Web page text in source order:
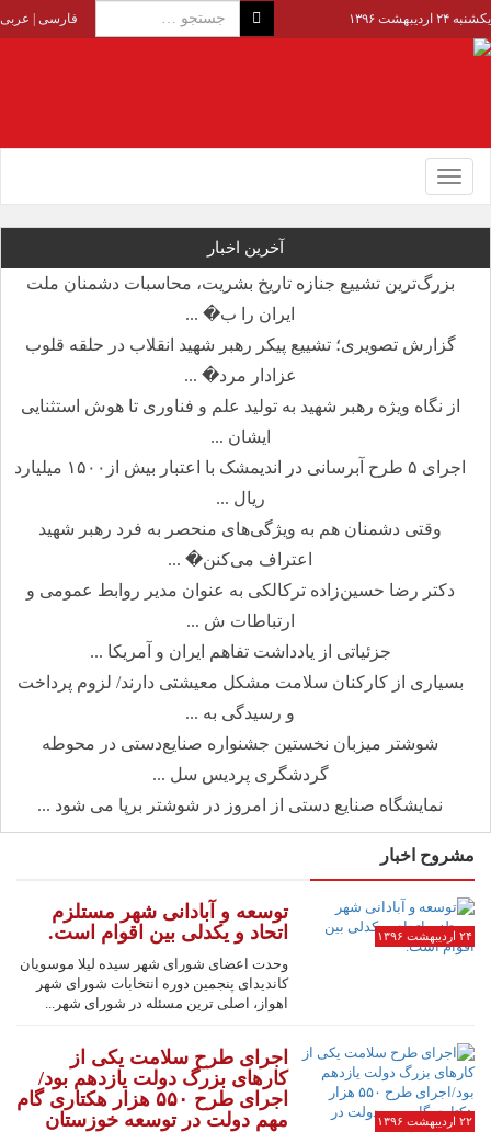
یکشنبه ۲۴ اردیبهشت ۱۳۹۶ فارسی عربی
Toggle
navigation
آخرین اخبار
بزرگ‌ترین تشییع جنازه تاریخ بشریت، محاسبات دشمنان ملت
ایران را ب� ...
گزارش تصویری؛ تشییع پیکر رهبر شهید انقلاب در حلقه قلوب
عزادار مرد� ...
از نگاه ویژه رهبر شهید به تولید علم و فناوری تا هوش استثنایی
ایشان ...
اجرای ۵ طرح آبرسانی در اندیمشک با اعتبار بیش از۱۵۰۰ میلیارد
ریال ...
وقتی دشمنان هم به ویژگی‌های منحصر به فرد رهبر شهید
اعتراف می‌کنن� ...
دکتر رضا حسین‌زاده ترکالکی به عنوان مدیر روابط عمومی و
ارتباطات ش ...
جزئیاتی از یادداشت تفاهم ایران و آمریکا ...
بسیاری از کارکنان سلامت مشکل معیشتی دارند/ لزوم پرداخت
و رسیدگی به ...
شوشتر میزبان نخستین جشنواره صنایع‌دستی در محوطه
گردشگری پردیس سل ...
نمایشگاه صنایع دستی از امروز در شوشتر برپا می شود ...
مشروح اخبار
۲۴ اردیبهشت ۱۳۹۶
توسعه و آبادانی شهر مستلزم
اتحاد و یکدلی بین اقوام است.
وحدت اعضای شورای شهر سیده لیلا موسویان
کاندیدای پنجمین دوره انتخابات شورای شهر
اهواز، اصلی ترین مسئله در شورای شهر...
۲۲ اردیبهشت ۱۳۹۶
اجرای طرح سلامت یکی از
کارهای بزرگ دولت یازدهم بود/
اجرای طرح ۵۵۰ هزار هکتاری گام
مهم دولت در توسعه خوزستان